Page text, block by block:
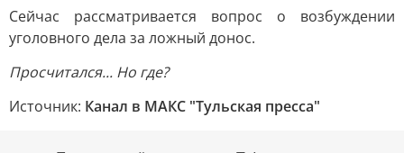
Сейчас рассматривается вопрос о возбуждении
уголовного дела за ложный донос.
Просчитался... Но где?
Источник: Канал в МАКС "Тульская пресса"